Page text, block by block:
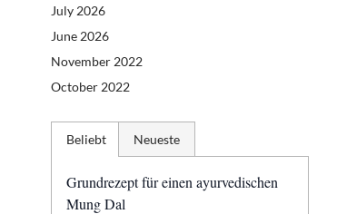
July 2026
June 2026
November 2022
October 2022
Beliebt
Grundrezept für einen ayurvedischen
Mung Dal
Neueste